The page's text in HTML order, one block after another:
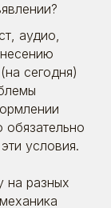
аудио,
сегодня)
обязательно
условия.
на разных